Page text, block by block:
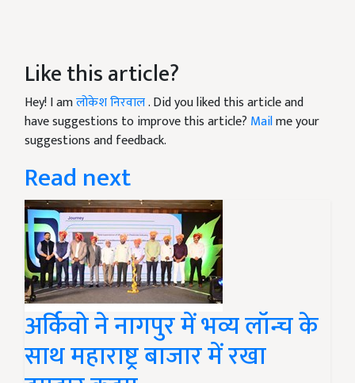
Like this article?
Hey! I amलोकेश निरवाल. Did you liked this article and
have suggestions to improve this article? Mailme your
suggestions and feedback.
Read next
अर्किवो ने नागपुर में भव्य लॉन्च के
साथ महाराष्ट्र बाजार में रखा